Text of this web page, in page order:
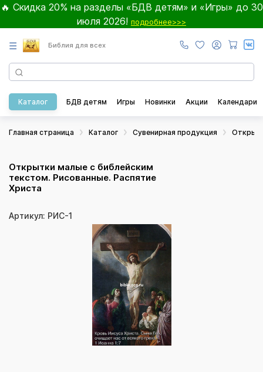
🔥 Скидка 20% на разделы «БДВ детям» и «Игры» до 30
июля 2026! подробнее>>>
☰ Библия для всех
Каталог БДВ детям Игры Новинки Акции Календари
Главная страница Каталог Сувенирная продукция
Открытки малые с библейским
текстом. Рисованные. Распятие
Христа
Артикул: РИС-1